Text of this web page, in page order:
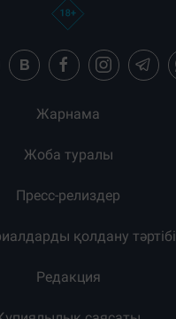
Жарнама
Жоба туралы
Пресс-релиздер
қолдану тәртібі
Редакция